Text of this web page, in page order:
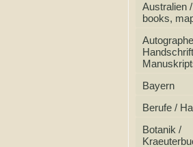
Australien
books,
Bayern
Berufe /
Botanik /